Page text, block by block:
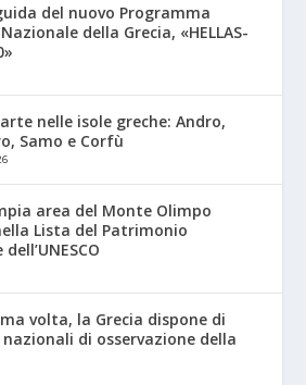
del nuovo Programma
della Grecia, «HELLAS-
nelle isole greche: Andro,
Samo e Corfù
area del Monte Olimpo
Lista del Patrimonio
volta, la Grecia dispone di
di osservazione della